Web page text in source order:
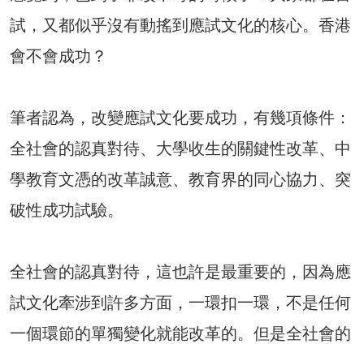
試，又都似乎沒有動搖到應試文化的核心。香港
會不會成功？
筆者認為，改變應試文化要成功，有幾項條件：
全社會的認真對待、大學收生的關鍵性改革、中
學教育文憑的改革誠意、教育界的同心協力、突
破性成功試驗。
全社會的認真對待，這也許是最重要的，因為應
試文化牽涉到許多方面，一環扣一環，不是任何
一個環節的單獨變化就能改革的。但是全社會的